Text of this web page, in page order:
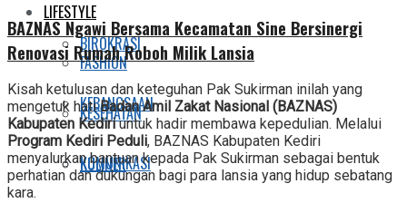
LIFESTYLE
FASHION
KESEHATAN
KULINER
BIROKRASI
KEBANGSAAN
KOMUNIKASI
BAZNAS Ngawi Bersama Kecamatan Sine Bersinergi
Renovasi Rumah Roboh Milik Lansia
Kisah ketulusan dan keteguhan Pak Sukirman inilah yang
mengetuk hatiBadan Amil Zakat Nasional (BAZNAS)
Kabupaten Kediriuntuk hadir membawa kepedulian. Melalui
Program Kediri Peduli, BAZNAS Kabupaten Kediri
menyalurkan bantuan kepada Pak Sukirman sebagai bentuk
perhatian dan dukungan bagi para lansia yang hidup sebatang
kara.